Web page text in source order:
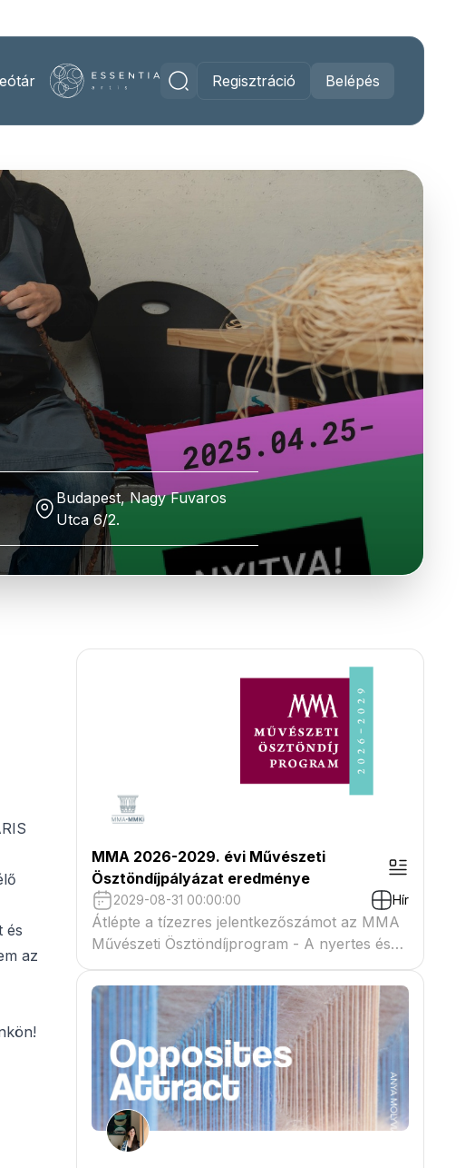
Regisztráció Belépés
Budapest, Nagy Fuvaros
Utca 6/2.
és
az
MMA 2026-2029. évi Művészeti
Ösztöndíjpályázat eredménye
2029-08-31 00:00:00 Hír
Átlépte a tízezres jelentkezőszámot az MMA
Művészeti Ösztöndíjprogram - A nyertes és
tartaléklistás pályázók névsora megtekinthető
a csatolmányban